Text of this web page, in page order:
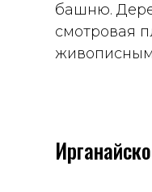
башню.
смотровая